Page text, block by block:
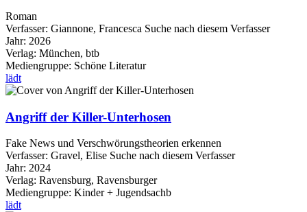
Roman
Verfasser: Giannone, Francesca Suche nach diesem Verfasser
Jahr: 2026
Verlag: München, btb
Mediengruppe: Schöne Literatur
lädt
Angriff der Killer-Unterhosen
Fake News und Verschwörungstheorien erkennen
Verfasser: Gravel, Elise Suche nach diesem Verfasser
Jahr: 2024
Verlag: Ravensburg, Ravensburger
Mediengruppe: Kinder + Jugendsachb
lädt